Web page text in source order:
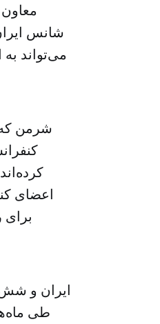
شانس
می‌تواند
شرمن
اعضای
برای
ایران و شش
طی